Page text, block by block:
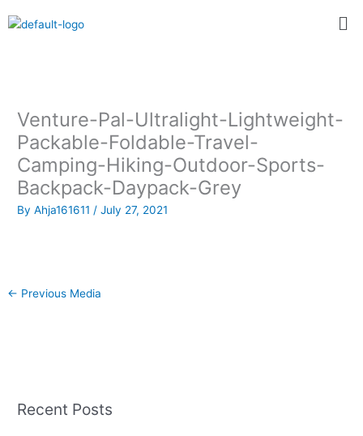
to
Venture-Pal-Ultralight-Lightweight-
Packable-Foldable-Travel-
Camping-Hiking-Outdoor-Sports-
Backpack-Daypack-Grey
ByAhja161611/July 27, 2021
← Previous Media
Recent Posts